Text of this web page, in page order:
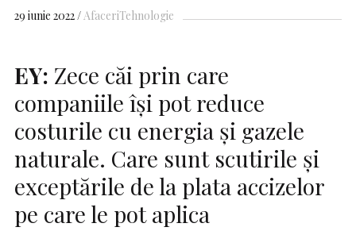
29 iunie 2022 AfaceriTehnologie
EY: Zece căi prin care
companiile își pot reduce
costurile cu energia și gazele
naturale. Care sunt scutirile și
exceptările de la plata accizelor
pe care le pot aplica